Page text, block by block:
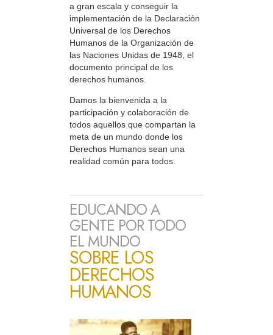
a gran escala y conseguir la
implementación de la Declaración
Universal de los Derechos
Humanos de la Organización de
las Naciones Unidas de 1948, el
documento principal de los
derechos humanos.
Damos la bienvenida a la
participación y colaboración de
todos aquellos que compartan la
meta de un mundo donde los
Derechos Humanos sean una
realidad común para todos.
EDUCANDO A
GENTE POR TODO
EL MUNDO
SOBRE LOS
DERECHOS
HUMANOS